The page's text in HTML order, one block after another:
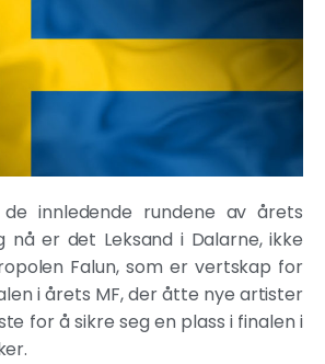
innledende rundene av årets
nå er det Leksand i Dalarne, ikke
Falun, som er vertskap for
i årets MF, der åtte nye artister
for å sikre seg en plass i finalen i